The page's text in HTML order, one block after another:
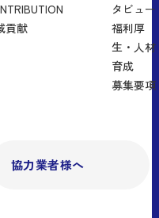
貢献
タビュー
福利厚
生・人材
育成
募集要項
協力業者様へ